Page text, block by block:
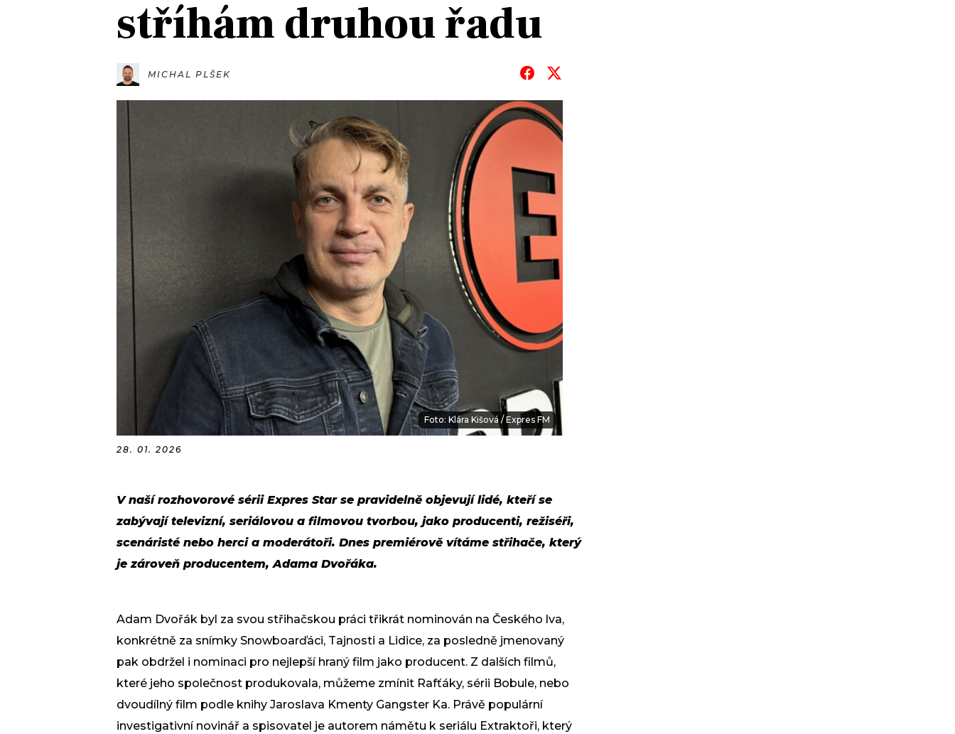
JAK NALADIT
RÁDIO
stříhám druhou řadu
MICHAL PLŠEK
Foto: Klára Kišová / Expres FM
28. 01. 2026
V naší rozhovorové sérii Expres Star se pravidelně objevují lidé, kteří se
zabývají televizní, seriálovou a filmovou tvorbou, jako producenti, režiséři,
scenáristé nebo herci a moderátoři. Dnes premiérově vítáme střihače, který
je zároveň producentem, Adama Dvořáka.
Adam Dvořák byl za svou střihačskou práci třikrát nominován na Českého lva,
konkrétně za snímky Snowboarďáci, Tajnosti a Lidice, za posledně jmenovaný
pak obdržel i nominaci pro nejlepší hraný film jako producent. Z dalších filmů,
které jeho společnost produkovala, můžeme zmínit Rafťáky, sérii Bobule, nebo
dvoudílný film podle knihy Jaroslava Kmenty Gangster Ka. Právě populární
investigativní novinář a spisovatel je autorem námětu k seriálu Extraktoři, který